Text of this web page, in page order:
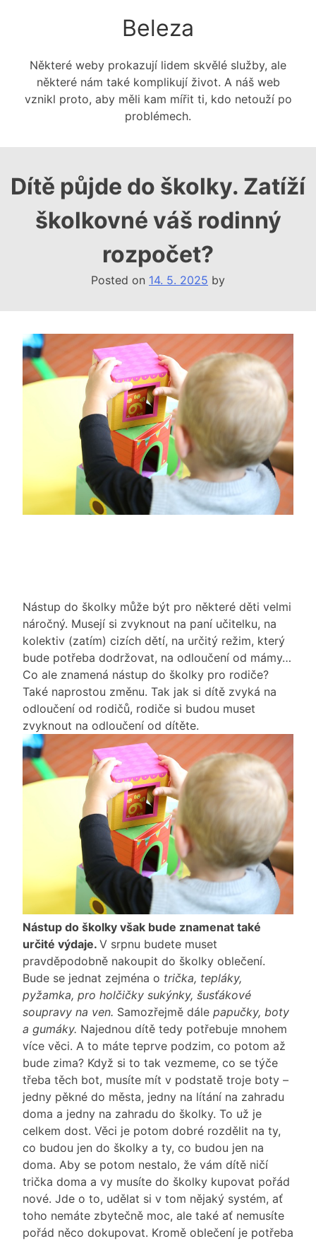
Beleza
Některé weby prokazují lidem skvělé služby, ale
některé nám také komplikují život. A náš web
vznikl proto, aby měli kam mířit ti, kdo netouží po
problémech.
Dítě půjde do školky. Zatíží
školkovné váš rodinný
rozpočet?
Posted on 14. 5. 2025 by
Nástup do školky může být pro některé děti velmi
náročný. Musejí si zvyknout na paní učitelku, na
kolektiv (zatím) cizích dětí, na určitý režim, který
bude potřeba dodržovat, na odloučení od mámy…
Co ale znamená nástup do školky pro rodiče?
Také naprostou změnu. Tak jak si dítě zvyká na
odloučení od rodičů, rodiče si budou muset
zvyknout na odloučení od dítěte.
Nástup do školky však bude znamenat také
určité výdaje. V srpnu budete muset
pravděpodobně nakoupit do školky oblečení.
Bude se jednat zejména o trička, tepláky,
pyžamka, pro holčičky sukýnky, šusťákové
soupravy na ven. Samozřejmě dále papučky, boty
a gumáky. Najednou dítě tedy potřebuje mnohem
více věci. A to máte teprve podzim, co potom až
bude zima? Když si to tak vezmeme, co se týče
třeba těch bot, musíte mít v podstatě troje boty –
jedny pěkné do města, jedny na lítání na zahradu
doma a jedny na zahradu do školky. To už je
celkem dost. Věci je potom dobré rozdělit na ty,
co budou jen do školky a ty, co budou jen na
doma. Aby se potom nestalo, že vám dítě ničí
trička doma a vy musíte do školky kupovat pořád
nové. Jde o to, udělat si v tom nějaký systém, ať
toho nemáte zbytečně moc, ale také ať nemusíte
pořád něco dokupovat. Kromě oblečení je potřeba